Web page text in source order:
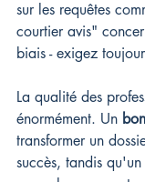
sur les requêtes
courtier avis"
biais - exigez
La qualité des
énormément. Un
transformer un
succès, tandis